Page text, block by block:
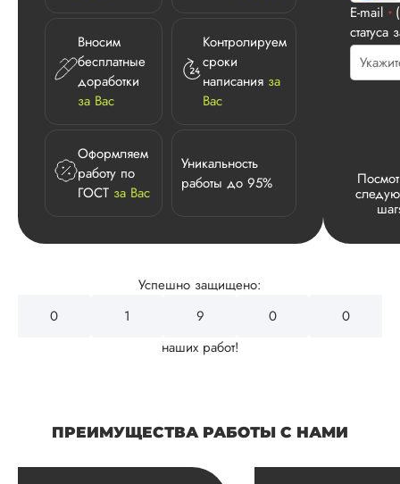
Вносим
бесплатные
доработки
за Вас
Контролируем
сроки
написания за
Вас
Оформляем
работу по
ГОСТ за Вас
Уникальность
работы до 95%
E-mail *
статуса
Успешно защищено:
6
8
2
2
0
наших работ!
ПРЕИМУЩЕСТВА РАБОТЫ С НАМИ